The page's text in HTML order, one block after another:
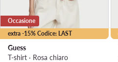
extra -15% Codice: LAST
Occasione
Guess
T-shirt · Rosa chiaro